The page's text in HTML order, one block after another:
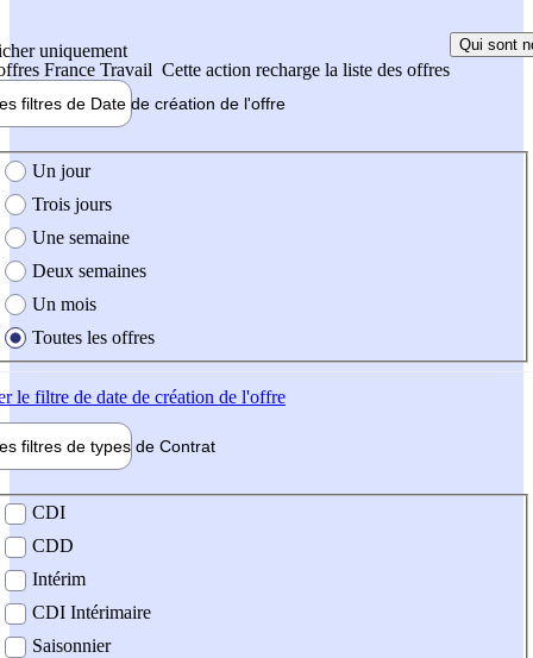
uniquement
France Travail Cette action recharge la liste des offres
Qui sont
filtres de Date de création de l'offre
création de l'offre
Un jour
Trois jours
Une semaine
Deux semaines
Un mois
Toutes les offres
le filtre de date de création de l'offre
filtres de types de Contrat
contrat
CDI
CDD
Intérim
CDI Intérimaire
Saisonnier